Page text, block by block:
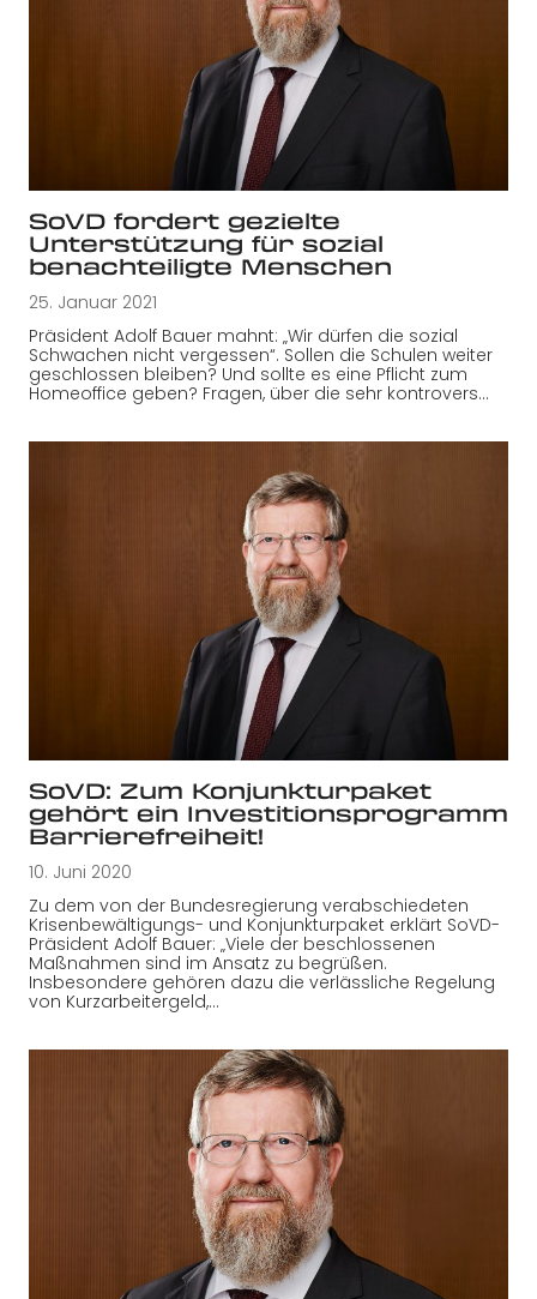
SoVD fordert gezielte
Unterstützung für sozial
benachteiligte Menschen
25. Januar 2021
Präsident Adolf Bauer mahnt: „Wir dürfen die sozial
Schwachen nicht vergessen“. Sollen die Schulen weiter
geschlossen bleiben? Und sollte es eine Pflicht zum
Homeoffice geben? Fragen, über die sehr kontrovers…
SoVD: Zum Konjunkturpaket
gehört ein Investitionsprogramm
Barrierefreiheit!
10. Juni 2020
Zu dem von der Bundesregierung verabschiedeten
Krisenbewältigungs- und Konjunkturpaket erklärt SoVD-
Präsident Adolf Bauer: „Viele der beschlossenen
Maßnahmen sind im Ansatz zu begrüßen.
Insbesondere gehören dazu die verlässliche Regelung
von Kurzarbeitergeld,…